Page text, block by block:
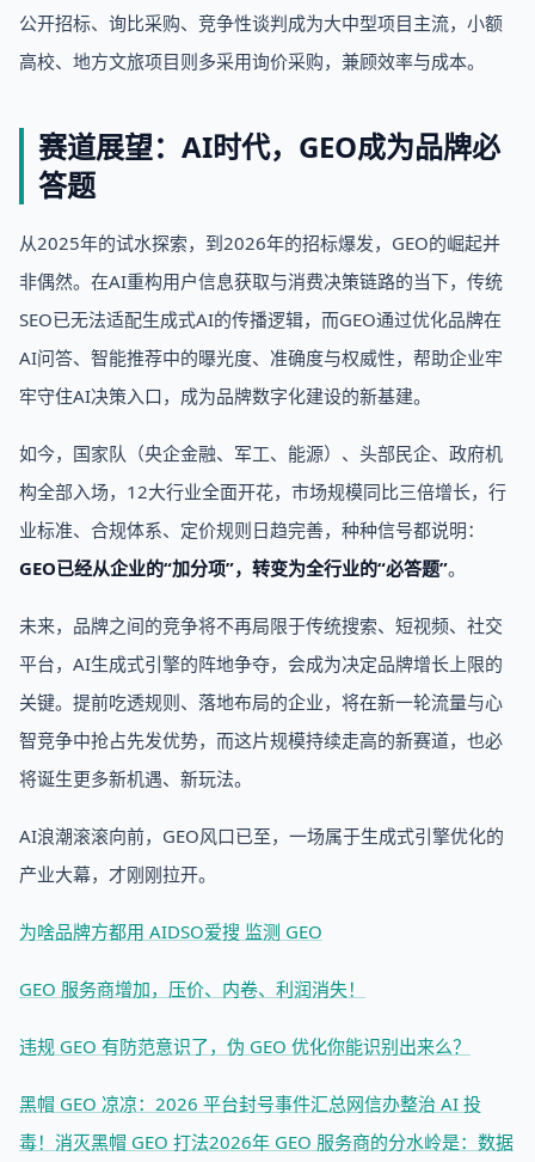
公开招标、询比采购、竞争性谈判成为大中型项目主流，小额
高校、地方文旅项目则多采用询价采购，兼顾效率与成本。
赛道展望：AI时代，GEO成为品牌必
答题
从2025年的试水探索，到2026年的招标爆发，GEO的崛起并
非偶然。在AI重构用户信息获取与消费决策链路的当下，传统
SEO已无法适配生成式AI的传播逻辑，而GEO通过优化品牌在
AI问答、智能推荐中的曝光度、准确度与权威性，帮助企业牢
牢守住AI决策入口，成为品牌数字化建设的新基建。
如今，国家队（央企金融、军工、能源）、头部民企、政府机
构全部入场，12大行业全面开花，市场规模同比三倍增长，行
业标准、合规体系、定价规则日趋完善，种种信号都说明：
GEO已经从企业的“加分项”，转变为全行业的“必答题”。
未来，品牌之间的竞争将不再局限于传统搜索、短视频、社交
平台，AI生成式引擎的阵地争夺，会成为决定品牌增长上限的
关键。提前吃透规则、落地布局的企业，将在新一轮流量与心
智竞争中抢占先发优势，而这片规模持续走高的新赛道，也必
将诞生更多新机遇、新玩法。
AI浪潮滚滚向前，GEO风口已至，一场属于生成式引擎优化的
产业大幕，才刚刚拉开。
为啥品牌方都用 AIDSO爱搜 监测 GEO
GEO 服务商增加，压价、内卷、利润消失！
违规 GEO 有防范意识了，伪 GEO 优化你能识别出来么？
黑帽 GEO 凉凉：2026 平台封号事件汇总网信办整治 AI 投
毒！消灭黑帽 GEO 打法2026年 GEO 服务商的分水岭是：数据